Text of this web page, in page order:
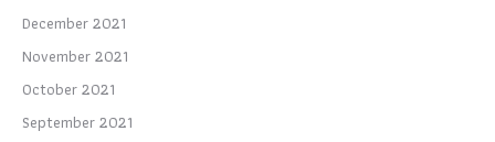
December 2021
November 2021
October 2021
September 2021